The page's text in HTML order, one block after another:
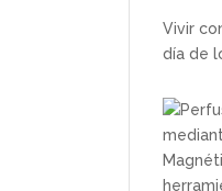
Vivir
día de